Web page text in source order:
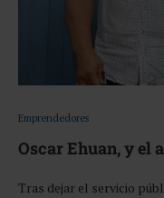
Emprendedores
Oscar Ehuan, y el
Tras dejar el servicio